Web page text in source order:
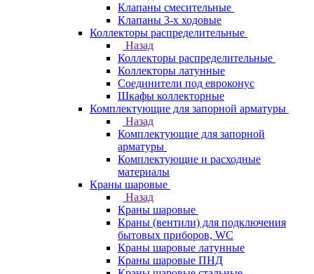
Клапаны смесительные
Клапаны 3-х ходовые
Коллекторы распределительные
Назад
Коллекторы распределительные
Коллекторы латунные
Соединители под евроконус
Шкафы коллекторные
Комплектующие для запорной арматуры
Назад
Комплектующие для запорной
арматуры
Комплектующие и расходные
материалы
Краны шаровые
Назад
Краны шаровые
Краны (вентили) для подключения
бытовых приборов, WC
Краны шаровые латунные
Краны шаровые ПНД